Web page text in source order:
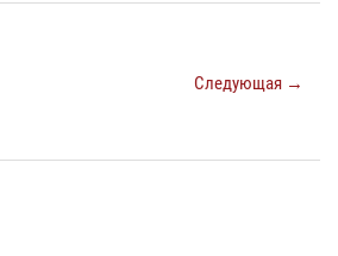
Следующая →